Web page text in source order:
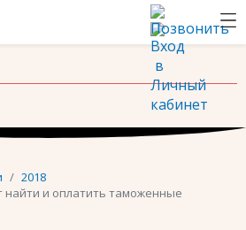
2018
найти и оплатить таможенные